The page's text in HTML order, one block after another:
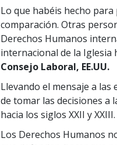
Lo que habéis hecho
comparación. Otras
Derechos Humanos
internacional de la Iglesia
Consejo Laboral, EE.UU.
Llevando el mensaje a
de tomar las decisiones a
hacia los siglos XXII y XXIII.
Los Derechos Humanos